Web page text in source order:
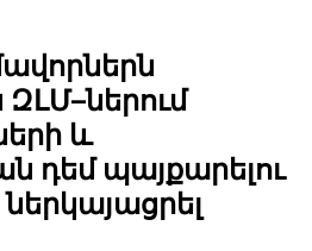
ԶԼՄ–ներում
և
դեմ պայքարելու